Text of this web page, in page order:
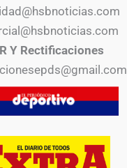
Y Rectificaciones